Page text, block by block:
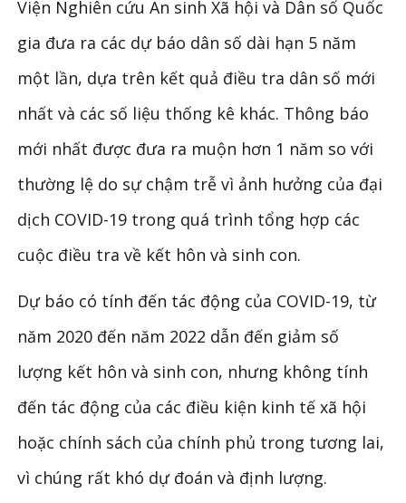
Viện Nghiên cứu An sinh Xã hội và Dân số Quốc
gia đưa ra các dự báo dân số dài hạn 5 năm
một lần, dựa trên kết quả điều tra dân số mới
nhất và các số liệu thống kê khác. Thông báo
mới nhất được đưa ra muộn hơn 1 năm so với
thường lệ do sự chậm trễ vì ảnh hưởng của đại
dịch COVID-19 trong quá trình tổng hợp các
cuộc điều tra về kết hôn và sinh con.
Dự báo có tính đến tác động của COVID-19, từ
năm 2020 đến năm 2022 dẫn đến giảm số
lượng kết hôn và sinh con, nhưng không tính
đến tác động của các điều kiện kinh tế xã hội
hoặc chính sách của chính phủ trong tương lai,
vì chúng rất khó dự đoán và định lượng.